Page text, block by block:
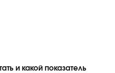
и какой показатель